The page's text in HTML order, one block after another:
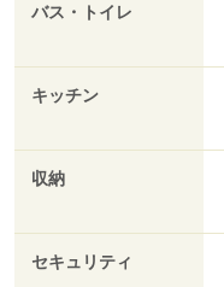
バス・トイレ
キッチン
収納
セキュリティ